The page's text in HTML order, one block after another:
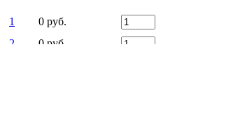
1
0 руб.
2
0 руб.